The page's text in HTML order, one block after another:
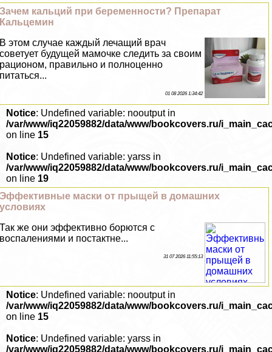
Зачем кальций при беременности? Препарат
Кальцемин
В этом случае каждый лечащий врач
советует будущей мамочке следить за своим
рационом, правильно и полноценно
питаться...
01 08 2026 1:34:42
Notice: Undefined variable: nooutput in
/var/www/iq22059882/data/www/bookcovers.ru/
on line 15
Notice: Undefined variable: yarss in
/var/www/iq22059882/data/www/bookcovers.ru/
on line 19
Эффективные маски от прыщей в домашних
условиях
Так же они эффективно борются с
воспалениями и постактне...
31 07 2026 11:55:13
Notice: Undefined variable: nooutput in
/var/www/iq22059882/data/www/bookcovers.ru/
on line 15
Notice: Undefined variable: yarss in
/var/www/iq22059882/data/www/bookcovers.ru/